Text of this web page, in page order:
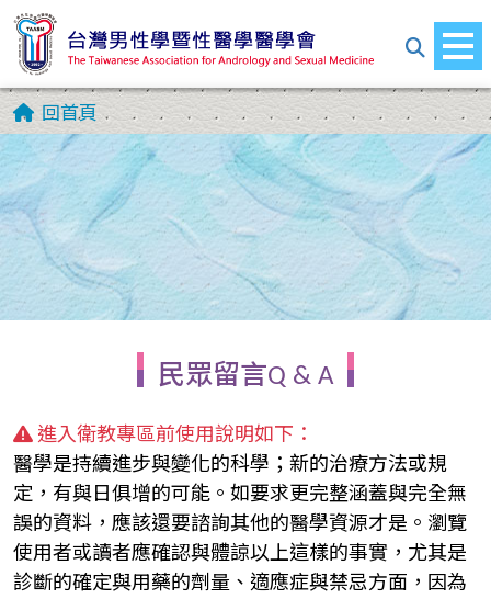
回首頁
民眾留言Q & A
進入衛教專區前使用說明如下：
醫學是持續進步與變化的科學；新的治療方法或規
定，有與日俱增的可能。如要求更完整涵蓋與完全無
誤的資料，應該還要諮詢其他的醫學資源才是。瀏覽
使用者或讀者應確認與體諒以上這樣的事實，尤其是
診斷的確定與用藥的劑量、適應症與禁忌方面，因為